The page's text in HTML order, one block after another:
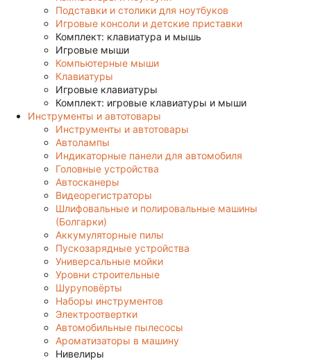
Подставки и столики для ноутбуков
Игровые консоли и детские приставки
Комплект: клавиатура и мышь
Игровые мыши
Компьютерные мыши
Клавиатуры
Игровые клавиатуры
Комплект: игровые клавиатуры и мыши
Инструменты и автотовары
Инструменты и автотовары
Автолампы
Индикаторные панели для автомобиля
Головные устройства
Автосканеры
Видеорегистраторы
Шлифовальные и полировальные машины
(Болгарки)
Аккумуляторные пилы
Пускозарядные устройства
Универсальные мойки
Уровни строительные
Шуруповёрты
Наборы инструментов
Электроотвертки
Автомобильные пылесосы
Ароматизаторы в машину
Нивелиры